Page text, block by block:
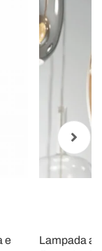
e
Lampada a